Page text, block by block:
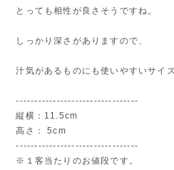
とっても相性が良さそうですね。
しっかり深さがありますので、
汁気があるものにも使いやすいサイズ
---------------------------------
縦横：11.5cm
高さ： 5cm
---------------------------------
※１客当たりのお値段です。